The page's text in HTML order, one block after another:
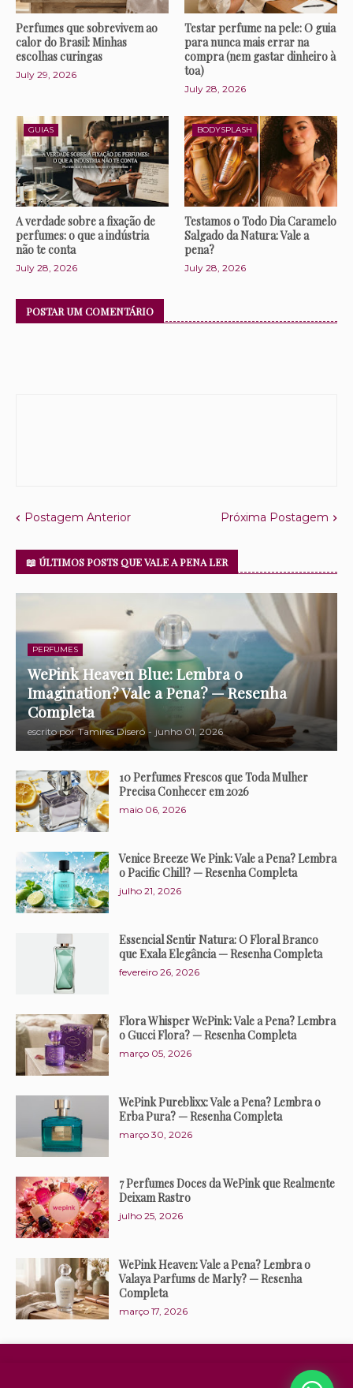
Perfumes que sobrevivem ao
calor do Brasil: Minhas
escolhas curingas
July 29, 2026
Testar perfume na pele: O guia
para nunca mais errar na
compra (nem gastar dinheiro à
toa)
July 28, 2026
GUIAS
A verdade sobre a fixação de
perfumes: o que a indústria
não te conta
July 28, 2026
BODYSPLASH
Testamos o Todo Dia Caramelo
Salgado da Natura: Vale a
pena?
July 28, 2026
POSTAR UM COMENTÁRIO
Postagem Anterior Próxima Postagem
📖 ÚLTIMOS POSTS QUE VALE A PENA LER
PERFUMES
WePink Heaven Blue: Lembra o
Imagination? Vale a Pena? — Resenha
Completa
escrito por Tamires Diseró - junho 01, 2026
10 Perfumes Frescos que Toda Mulher
Precisa Conhecer em 2026
maio 06, 2026
Venice Breeze We Pink: Vale a Pena? Lembra
o Pacific Chill? — Resenha Completa
julho 21, 2026
Essencial Sentir Natura: O Floral Branco
que Exala Elegância — Resenha Completa
fevereiro 26, 2026
Flora Whisper WePink: Vale a Pena? Lembra
o Gucci Flora? — Resenha Completa
março 05, 2026
WePink Pureblixx: Vale a Pena? Lembra o
Erba Pura? — Resenha Completa
março 30, 2026
7 Perfumes Doces da WePink que Realmente
Deixam Rastro
julho 25, 2026
WePink Heaven: Vale a Pena? Lembra o
Valaya Parfums de Marly? — Resenha
Completa
março 17, 2026
Política de Privacidade